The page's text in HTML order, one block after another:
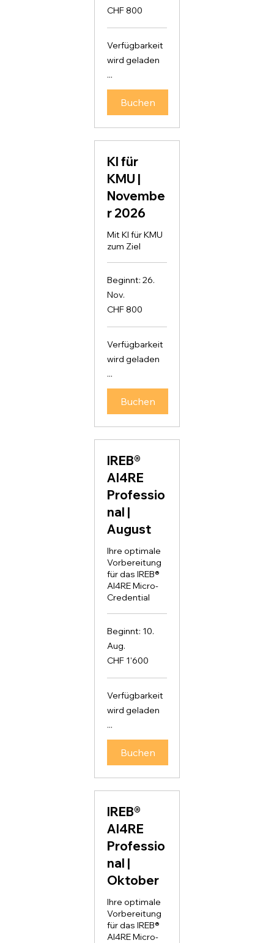
800
Schweizer
CHF 800
Verfügbarkeit
wird geladen
...
Buchen
KI für
KMU |
Novembe
r 2026
Mit KI für KMU
zum Ziel
Beginnt: 26.
Nov.
800
Schweizer
CHF 800
Verfügbarkeit
wird geladen
...
Buchen
IREB®
AI4RE
Professio
nal |
August
Ihre optimale
Vorbereitung
für das IREB®
AI4RE Micro-
Credential
Beginnt: 10.
Aug.
1'600
Schweizer
CHF 1'600
Verfügbarkeit
wird geladen
...
Buchen
IREB®
AI4RE
Professio
nal |
Oktober
Ihre optimale
Vorbereitung
für das IREB®
AI4RE Micro-